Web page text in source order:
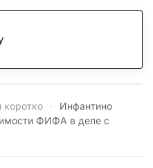
коротко
Инфантино
ФИФА в деле с